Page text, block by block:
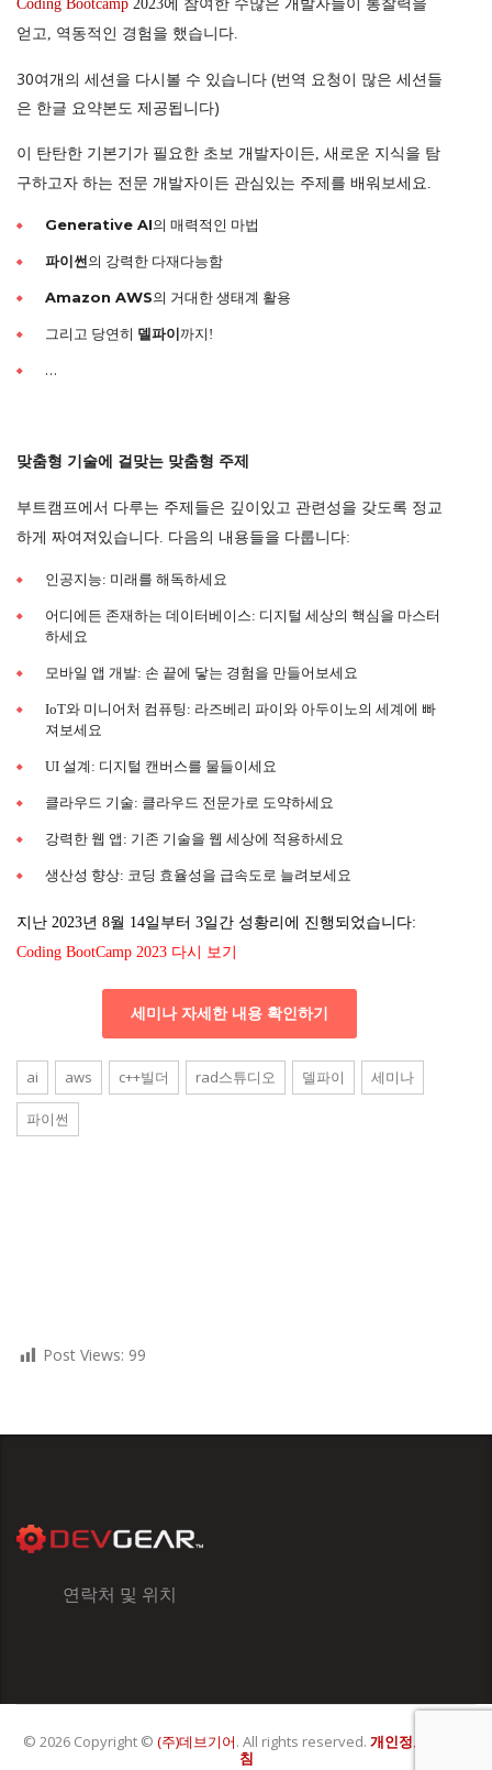
Coding Bootcamp 2023에 참여한 수많은 개발자들이 통찰력을
얻고, 역동적인 경험을 했습니다.
30여개의 세션을 다시볼 수 있습니다 (번역 요청이 많은 세션들
은 한글 요약본도 제공됩니다)
이 탄탄한 기본기가 필요한 초보 개발자이든, 새로운 지식을 탐
구하고자 하는 전문 개발자이든 관심있는 주제를 배워보세요.
Generative AI의 매력적인 마법
파이썬의 강력한 다재다능함
Amazon AWS의 거대한 생태계 활용
그리고 당연히 델파이까지!
…
맞춤형 기술에 걸맞는 맞춤형 주제
부트캠프에서 다루는 주제들은 깊이있고 관련성을 갖도록 정교
하게 짜여져있습니다. 다음의 내용들을 다룹니다:
인공지능: 미래를 해독하세요
어디에든 존재하는 데이터베이스: 디지털 세상의 핵심을 마스터
하세요
모바일 앱 개발: 손 끝에 닿는 경험을 만들어보세요
IoT와 미니어처 컴퓨팅: 라즈베리 파이와 아두이노의 세계에 빠
져보세요
UI 설계: 디지털 캔버스를 물들이세요
클라우드 기술: 클라우드 전문가로 도약하세요
강력한 웹 앱: 기존 기술을 웹 세상에 적용하세요
생산성 향상: 코딩 효율성을 급속도로 늘려보세요
지난 2023년 8월 14일부터 3일간 성황리에 진행되었습니다:
Coding BootCamp 2023 다시 보기
세미나 자세한 내용 확인하기
ai aws c++빌더 rad스튜디오 델파이 세미나
파이썬
Post Views: 99
연락처 및 위치
© 2026 Copyright © (주)데브기어. All rights reserved. 개인정보처리방
침